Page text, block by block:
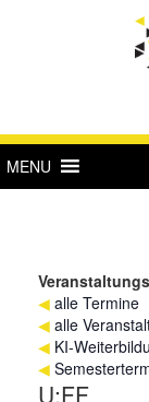
MENU
◀ alle Termine
◀ alle
◀ KI-
◀
U:FF